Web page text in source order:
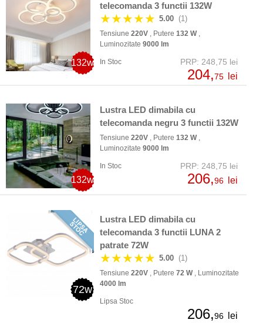
132w
telecomanda 3 functii 132W
★★★★★ 5.00 (1)
Tensiune 220V , Putere 132 W,
Luminozitate 9000 lm
In Stoc PRP: 248,75 lei
204,75 lei
132w
Lustra LED dimabila cu
telecomanda negru 3 functii 132W
Tensiune 220V , Putere 132 W,
Luminozitate 9000 lm
In Stoc PRP: 248,75 lei
206,96 lei
72w
Lustra LED dimabila cu
telecomanda 3 functii LUNA 2
patrate 72W
★★★★★ 5.00 (1)
Tensiune 220V , Putere 72 W, Luminozitate
4000 lm
Lipsa Stoc
206,96 lei